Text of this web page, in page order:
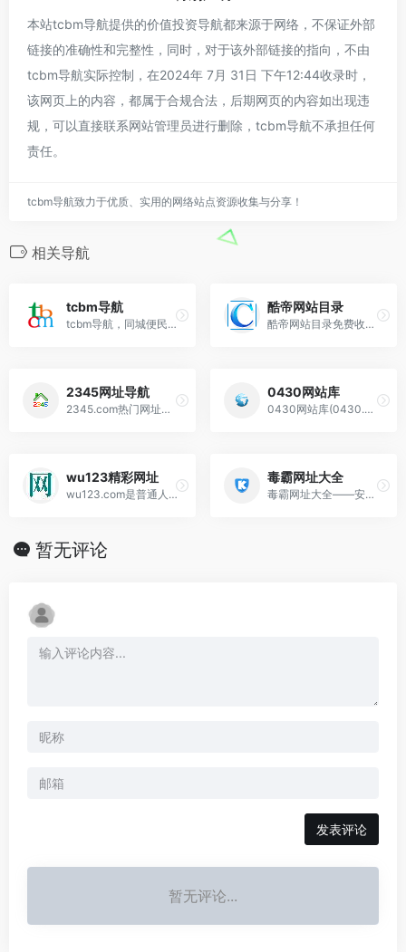
本站tcbm导航提供的价值投资导航都来源于网络，不保证外部
链接的准确性和完整性，同时，对于该外部链接的指向，不由
tcbm导航实际控制，在2024年 7月 31日 下午12:44收录时，
该网页上的内容，都属于合规合法，后期网页的内容如出现违
规，可以直接联系网站管理员进行删除，tcbm导航不承担任何
责任。
tcbm导航致力于优质、实用的网络站点资源收集与分享！
相关导航
tcbm导航
tcbm导航，同城便民导航,国内首屈一指的导航分类平台，站点已累计收录数千网站，累计为中国网民提供多达数亿的访问点击，满足用户随时查阅最全面最权威的网站文章资讯
酷帝网站目录
酷帝网站目录免费收录各类优秀网站，全力打造互动式网站目录，提供网站分类目录检索，关键字搜索功能。欢迎您向酷帝网推荐、提交优秀网站。
2345网址导航
2345.com热门网址导航站网罗精彩实用网址，如音乐、小说、NBA、财经、购物、视频、软件及热门游戏网址大全等，二三四五网址导航提供了多种搜索引擎入口、实用查
0430网站库
0430网站库(0430.com)免费收录与分享各类正规网站。网站内容覆盖全球多个国家与地区，包含站长、设计、美食、旅游、文化、音乐、移动互联网等类别的优秀网站
wu123精彩网址
wu123.com是普通人的网址导航网站之一、专门收集精彩的中文网站。安全、高效、简单的常用上网主页、致力于为广大互联网用户提供网址导航、综合搜索服务、找热门微
毒霸网址大全
毒霸网址大全——安全实用的上网导航。豹趣科技旗下网站,及时收录各种分类的优秀网站,提供简单便捷的上网导航服务。安全上网，从毒霸网址大全开始。
暂无评论
发表评论
暂无评论...